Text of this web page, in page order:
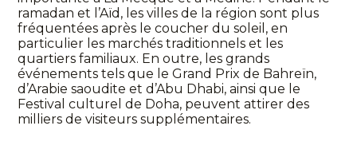
ramadan et l’Aïd, les villes de la région sont plus
fréquentées après le coucher du soleil, en
particulier les marchés traditionnels et les
quartiers familiaux. En outre, les grands
événements tels que le Grand Prix de Bahreïn,
d’Arabie saoudite et d’Abu Dhabi, ainsi que le
Festival culturel de Doha, peuvent attirer des
milliers de visiteurs supplémentaires.